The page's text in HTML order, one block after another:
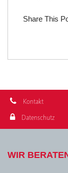
Share This
Kontakt
Datenschutz
WIR